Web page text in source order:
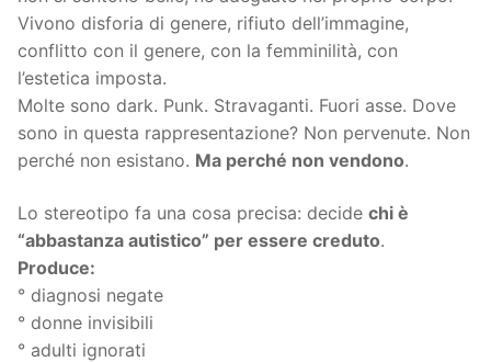
Vivono disforia di genere, rifiuto dell’immagine,
conflitto con il genere, con la femminilità, con
l’estetica imposta.
Molte sono dark. Punk. Stravaganti. Fuori asse. Dove
sono in questa rappresentazione? Non pervenute. Non
perché non esistano. Ma perché non vendono.
Lo stereotipo fa una cosa precisa: decide chi è
“abbastanza autistico” per essere creduto.
Produce:
° diagnosi negate
° donne invisibili
° adulti ignorati